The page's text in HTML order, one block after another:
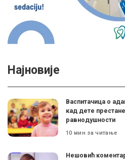
Најновије
Васпитачица о
кад дете
равнодушности
10 мин за читање
Нешовић